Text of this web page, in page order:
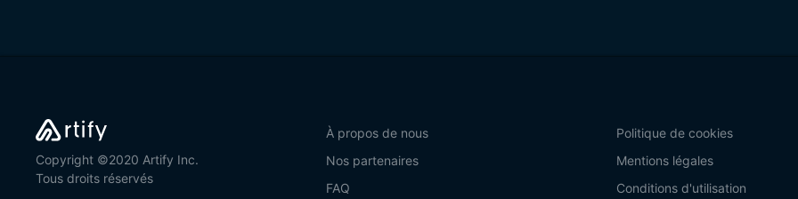
Copyright ©2020 Artify Inc.
Tous droits réservés
À propos de nous
Nos partenaires
FAQ
Politique de cookies
Mentions légales
Conditions d'utilisation